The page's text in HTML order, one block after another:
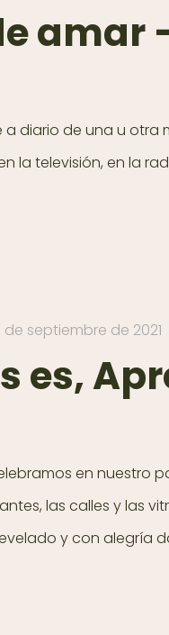
amar
a diario de una u
la televisión, en la
de septiembre de 2021
es,
en nuestro
las calles y las
y con alegría